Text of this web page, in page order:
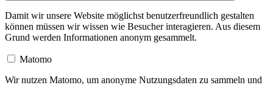
Damit wir unsere Website möglichst benutzerfreundlich gestalten
können müssen wir wissen wie Besucher interagieren. Aus diesem
Grund werden Informationen anonym gesammelt.
Matomo
Wir nutzen Matomo, um anonyme Nutzungsdaten zu sammeln und